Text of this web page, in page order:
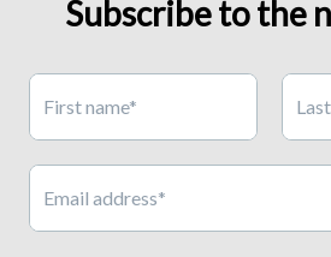
RELISH'S WORLD
ONLY FOR YOU
CUSTOMER CARE